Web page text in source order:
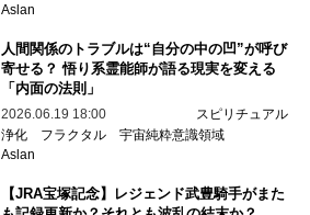
Aslan
人間関係のトラブルは“自分の中の凹”が呼び
寄せる？ 悟り系霊能師が語る現実を変える
「内面の法則」
2026.06.19 18:00
スピリチュアル
浄化
フラクタル 宇宙純粋意識領域
Aslan
【JRA宝塚記念】レジェンド武豊騎手がまた